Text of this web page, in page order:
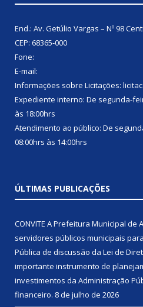
End.: Av. Getúlio Vargas – Nº 98
CEP: 68365-000
Fone:
E-mail:
Informações sobre Licitações:
Expediente interno: De segunda-
às 18:00hrs
Atendimento ao público: De
08:00hrs às 14:00hrs
ÚLTIMAS PUBLICAÇÕES
CONVITE A Prefeitura Municipal de
servidores públicos municipais
Pública de discussão da Lei de
importante instrumento de
investimentos da Administração
financeiro. 8 de julho de 2026